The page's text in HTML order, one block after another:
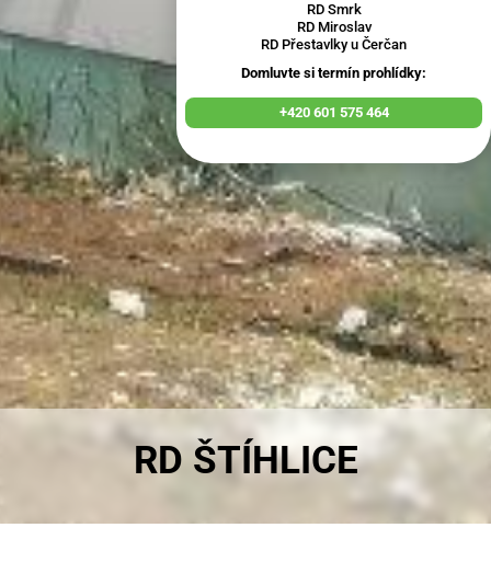
RD ŠTÍHLICE
RD Smrk
RD Miroslav
RD Přestavlky u Čerčan
Domluvte si termín prohlídky:
+420 601 575 464